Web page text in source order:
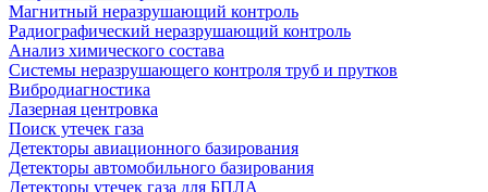
Магнитный неразрушающий контроль
Радиографический неразрушающий контроль
Анализ химического состава
Системы неразрушающего контроля труб и прутков
Вибродиагностика
Лазерная центровка
Поиск утечек газа
Детекторы авиационного базирования
Детекторы автомобильного базирования
Детекторы утечек газа для БПЛА